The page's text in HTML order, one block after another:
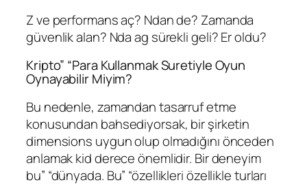
Z ve performans aç? Ndan de? Zamanda
güvenlik alan? Nda ag sürekli geli? Er oldu?
Kripto” “Para Kullanmak Suretiyle Oyun
Oynayabilir Miyim?
Bu nedenle, zamandan tasarruf etme
konusundan bahsediyorsak, bir şirketin
dimensions uygun olup olmadığını önceden
anlamak kid derece önemlidir. Bir deneyim
bu” “dünyada. Bu” “özellikleri özellikle turları